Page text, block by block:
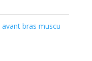
avant bras muscu